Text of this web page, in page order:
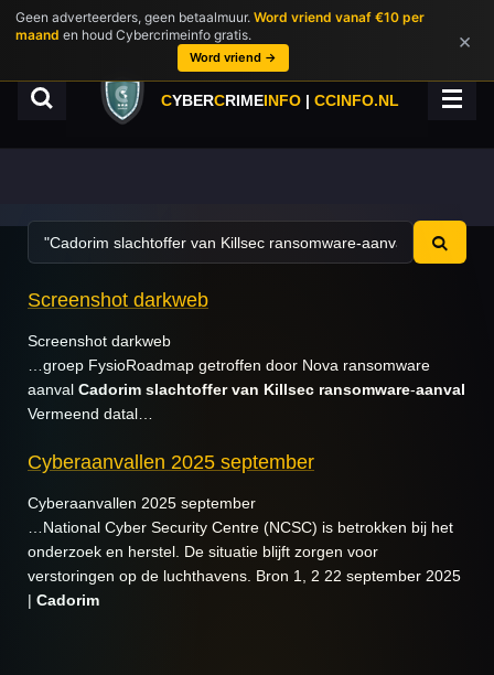
Geen adverteerders, geen betaalmuur. Word vriend vanaf €10 per
maand en houd Cybercrimeinfo gratis.
Word vriend →
×
Ga
direct
hoofdinhoud
CYBERCRIMEINFO | CCINFO.NL
Screenshot darkweb
Screenshot darkweb
…groep FysioRoadmap getroffen door Nova ransomware
aanval Cadorim slachtoffer van Killsec ransomware-aanval
Vermeend datal…
Cyberaanvallen 2025 september
Cyberaanvallen 2025 september
…National Cyber Security Centre (NCSC) is betrokken bij het
onderzoek en herstel. De situatie blijft zorgen voor
verstoringen op de luchthavens. Bron 1, 2 22 september 2025
| Cadorim